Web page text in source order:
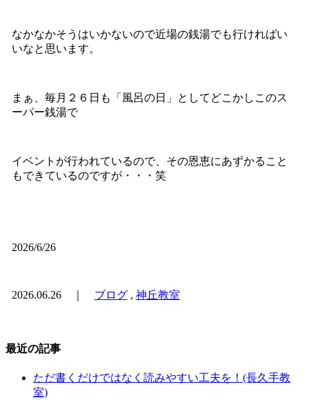
なかなかそうはいかないので近場の銭湯でも行ければい
いなと思います。
まぁ、毎月２６日も「風呂の日」としてどこかしこのス
ーパー銭湯で
イベントが行われているので、その恩恵にあずかること
もできているのですが・・・笑
2026/6/26
2026.06.26 ｜ ブログ, 神丘教室
最近の記事
ただ書くだけではなく読みやすい工夫を！(長久手教
室)